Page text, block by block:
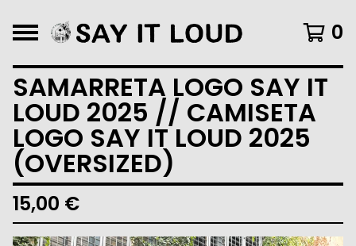
0
SAMARRETA LOGO SAY IT
LOUD 2025 // CAMISETA
LOGO SAY IT LOUD 2025
(OVERSIZED)
15,00 €